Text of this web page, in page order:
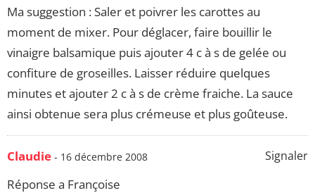
Ma suggestion : Saler et poivrer les carottes au
moment de mixer. Pour déglacer, faire bouillir le
vinaigre balsamique puis ajouter 4 c à s de gelée ou
confiture de groseilles. Laisser réduire quelques
minutes et ajouter 2 c à s de crème fraiche. La sauce
ainsi obtenue sera plus crémeuse et plus goûteuse.
Signaler
Claudie - 16 décembre 2008
Réponse a Françoise